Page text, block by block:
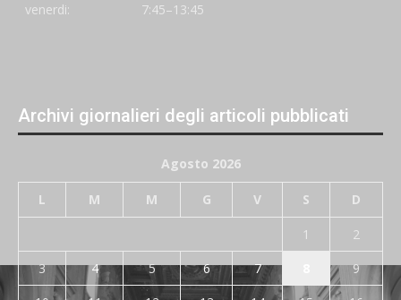
venerdi:
7:45–13:45
Archivi giornalieri degli articoli pubblicati
Agosto 2026
L M M G V S D
1
2
3
4 5 6 7
9